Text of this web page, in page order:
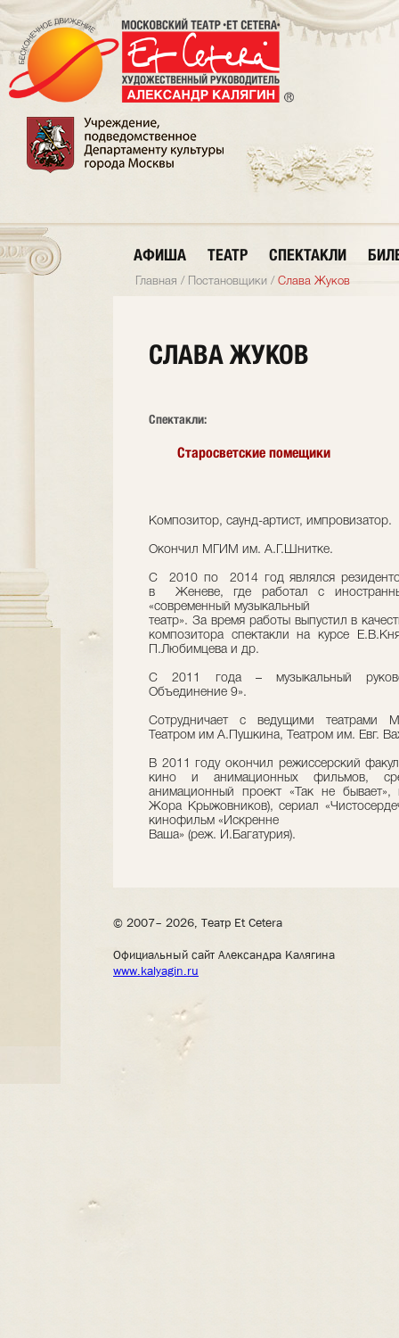
АФИША ТЕАТР СПЕКТАКЛИ
Главная / Постановщики / Слава Жуков
СЛАВА ЖУКОВ
Cпектакли:
Старосветские помещики
Композитор, саунд-артист, импровизатор.
Окончил МГИМ им. А.Г.Шнитке.
С 2010 по 2014 год являлся
в Женеве, где работал с
«современный музыкальный
театр». За время работы выпустил в
композитора спектакли на курсе
П.Любимцева и др.
С 2011 года – музыкальный
Объединение 9».
Сотрудничает с ведущими театрами
Театром им А.Пушкина, Театром им. Евг.
В 2011 году окончил режиссерский
кино и анимационных фильмов,
анимационный проект «Так не
Жора Крыжовников), сериал
кинофильм «Искренне
Ваша» (реж. И.Багатурия).
© 2007– 2026, Театр Et Cetera
Официальный сайт Александра Калягина
www.kalyagin.ru